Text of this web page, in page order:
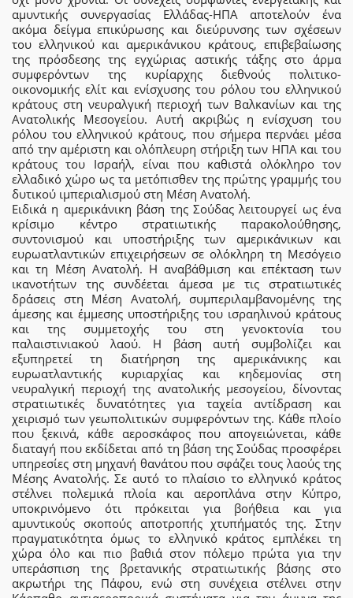
αμυντικής συνεργασίας Ελλάδας-ΗΠΑ αποτελούν ένα
ακόμα δείγμα επικύρωσης και διεύρυνσης των σχέσεων
του ελληνικού και αμερικάνικου κράτους, επιβεβαίωσης
της πρόσδεσης της εγχώριας αστικής τάξης στο άρμα
συμφερόντων της κυρίαρχης διεθνούς πολιτικο-
οικονομικής ελίτ και ενίσχυσης του ρόλου του ελληνικού
κράτους στη νευραλγική περιοχή των Βαλκανίων και της
Ανατολικής Μεσογείου. Αυτή ακριβώς η ενίσχυση του
ρόλου του ελληνικού κράτους, που σήμερα περνάει μέσα
από την αμέριστη και ολόπλευρη στήριξη των ΗΠΑ και του
κράτους του Ισραήλ, είναι που καθιστά ολόκληρο τον
ελλαδικό χώρο ως τα μετόπισθεν της πρώτης γραμμής του
δυτικού ιμπεριαλισμού στη Μέση Ανατολή.
Ειδικά η αμερικάνικη βάση της Σούδας λειτουργεί ως ένα
κρίσιμο κέντρο στρατιωτικής παρακολούθησης,
συντονισμού και υποστήριξης των αμερικάνικων και
ευρωατλαντικών επιχειρήσεων σε ολόκληρη τη Μεσόγειο
και τη Μέση Ανατολή. Η αναβάθμιση και επέκταση των
ικανοτήτων της συνδέεται άμεσα με τις στρατιωτικές
δράσεις στη Μέση Ανατολή, συμπεριλαμβανομένης της
άμεσης και έμμεσης υποστήριξης του ισραηλινού κράτους
και της συμμετοχής του στη γενοκτονία του
παλαιστινιακού λαού. Η βάση αυτή συμβολίζει και
εξυπηρετεί τη διατήρηση της αμερικάνικης και
ευρωατλαντικής κυριαρχίας και κηδεμονίας στη
νευραλγική περιοχή της ανατολικής μεσογείου, δίνοντας
στρατιωτικές δυνατότητες για ταχεία αντίδραση και
χειρισμό των γεωπολιτικών συμφερόντων της. Κάθε πλοίο
που ξεκινά, κάθε αεροσκάφος που απογειώνεται, κάθε
διαταγή που εκδίδεται από τη βάση της Σούδας προσφέρει
υπηρεσίες στη μηχανή θανάτου που σφάζει τους λαούς της
Μέσης Ανατολής. Σε αυτό το πλαίσιο το ελληνικό κράτος
στέλνει πολεμικά πλοία και αεροπλάνα στην Κύπρο,
υποκρινόμενο ότι πρόκειται για βοήθεια και για
αμυντικούς σκοπούς αποτροπής χτυπήματός της. Στην
πραγματικότητα όμως το ελληνικό κράτος εμπλέκει τη
χώρα όλο και πιο βαθιά στον πόλεμο πρώτα για την
υπεράσπιση της βρετανικής στρατιωτικής βάσης στο
ακρωτήρι της Πάφου, ενώ στη συνέχεια στέλνει στην